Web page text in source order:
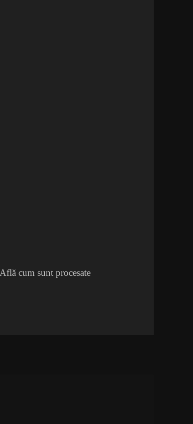
Află cum sunt procesate